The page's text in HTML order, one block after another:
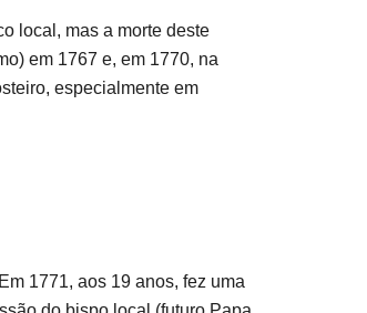
local, mas a morte deste
em 1767 e, em 1770, na
especialmente em
1771, aos 19 anos, fez uma